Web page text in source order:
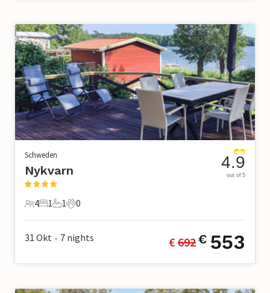
Schweden
Nykvarn
4 Gäste
4
1 Schlafzimmer
1
1 Badezimmer
1
0 Haustiere
0
4.9
out of 5
31 Okt • 7 nights € 692€ 553